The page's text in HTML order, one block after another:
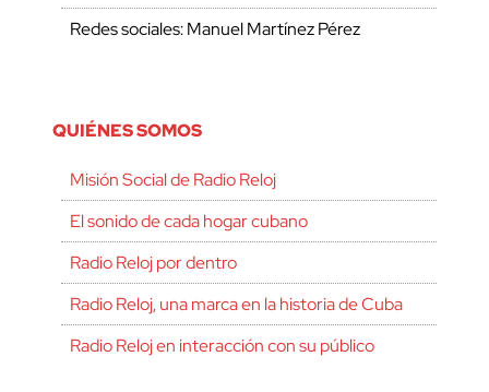
Redes sociales: Manuel Martínez Pérez
QUIÉNES SOMOS
Misión Social de Radio Reloj
El sonido de cada hogar cubano
Radio Reloj por dentro
Radio Reloj, una marca en la historia de Cuba
Radio Reloj en interacción con su público